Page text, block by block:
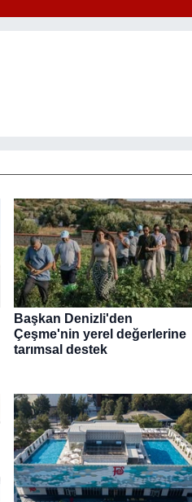
Başkan Denizli'den
Çeşme'nin yerel değerlerine
tarımsal destek